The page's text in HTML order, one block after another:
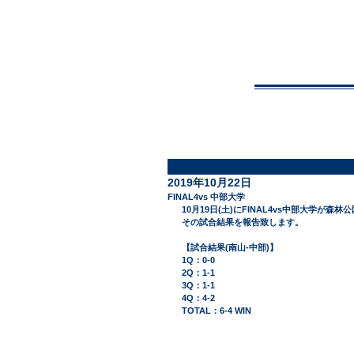
FINAL4vs 中部大学
2019年10月22日
10月19日(土)にFINAL4vs中部大学が森林公
その試合結果を報告致します。
【試合結果(南山-中部)】
1Q：0-0
2Q：1-1
3Q：1-1
4Q：4-2
TOTAL：6-4 WIN